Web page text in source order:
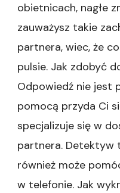
obietnicach, nagłe
zauważysz takie
partnera, wiec, że
pulsie. Jak zdobyć
Odpowiedź nie jest
pomocą przyda Ci
specjalizuje się w
partnera. Detektyw
również może
w telefonie. Jak